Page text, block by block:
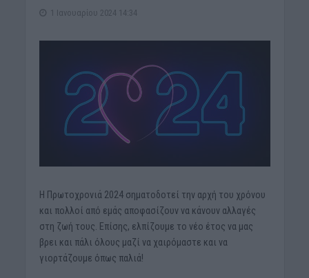
1 Ιανουαρίου 2024 14:34
Η Πρωτοχρονιά 2024 σηματοδοτεί την αρχή του χρόνου
και πολλοί από εμάς αποφασίζουν να κάνουν αλλαγές
στη ζωή τους. Επίσης, ελπίζουμε το νέο έτος να μας
βρει και πάλι όλους μαζί να χαιρόμαστε και να
γιορτάζουμε όπως παλιά!